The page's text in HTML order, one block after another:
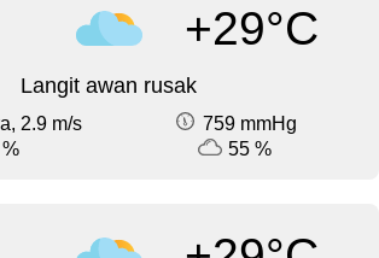
+29°C
Langit awan rusak
2.9 m/s
759 mmHg
55 %